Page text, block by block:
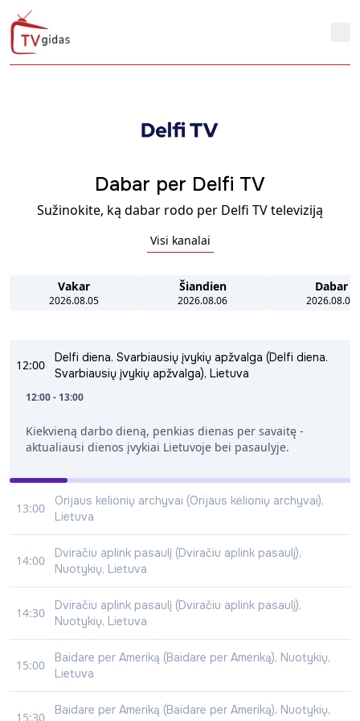
Dabar per Delfi TV
Sužinokite, ką dabar rodo per Delfi TV televiziją
Visi kanalai
Vakar
2026.08.05
Šiandien
2026.08.06
Dabar
2026.08.06
12:00
Delfi diena. Svarbiausių įvykių apžvalga (Delfi diena.
Svarbiausių įvykių apžvalga), Lietuva
12:00 - 13:00
Kiekvieną darbo dieną, penkias dienas per savaitę -
aktualiausi dienos įvykiai Lietuvoje bei pasaulyje.
13:00
Orijaus kelionių archyvai (Orijaus kelionių archyvai),
Lietuva
Charizmatiškasis Orijus Gasanovas pramoginėje laidoje
"Orijaus kelionės" drauge su žiūrovais leisis į pačias
spalvingiausias keliones užsienyje ir Lietuvoje, dalinsis
patarimais ir keliautojams naudinga informacija.
14:00
Dviračiu aplink pasaulį (Dviračiu aplink pasaulį),
Nuotykių, Lietuva
14:30
Dviračiu aplink pasaulį (Dviračiu aplink pasaulį),
Nuotykių, Lietuva
15:00
Baidare per Ameriką (Baidare per Ameriką), Nuotykių,
Lietuva
15:30
Baidare per Ameriką (Baidare per Ameriką), Nuotykių,